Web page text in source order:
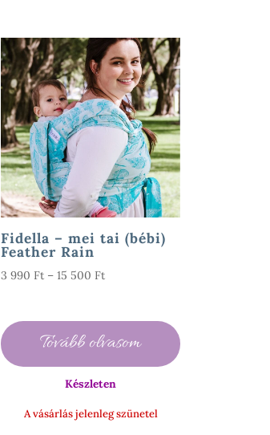
Fidella – mei tai (bébi)
Feather Rain
3 990 Ft – 15 500 FtÁrtartomány:
15
500 Ft
Tovább olvasom
Készleten
A vásárlás jelenleg szünetel